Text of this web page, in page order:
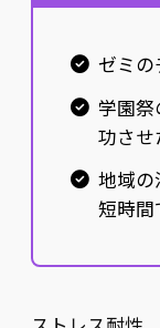
ゼミの
学園
功させ
地域の
短時間